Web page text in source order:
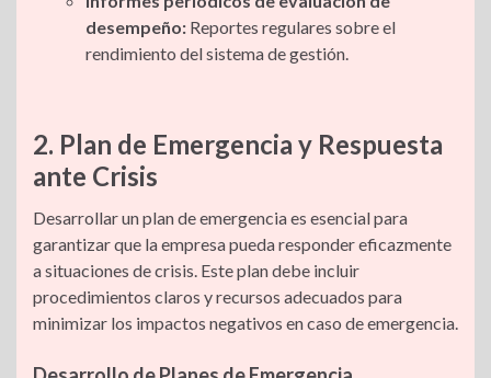
desempeño: Reportes regulares sobre el
rendimiento del sistema de gestión.
2. Plan de Emergencia y Respuesta
ante Crisis
Desarrollar un plan de emergencia es esencial para
garantizar que la empresa pueda responder eficazmente
a situaciones de crisis. Este plan debe incluir
procedimientos claros y recursos adecuados para
minimizar los impactos negativos en caso de emergencia.